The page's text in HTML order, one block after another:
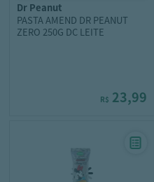
dr peanut
PASTA AMEND DR PEANUT
ZERO 250G DC LEITE
R$ 23,99